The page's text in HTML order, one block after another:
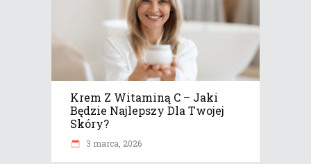
Krem Z Witaminą C – Jaki
Będzie Najlepszy Dla Twojej
Skóry?
3 marca, 2026